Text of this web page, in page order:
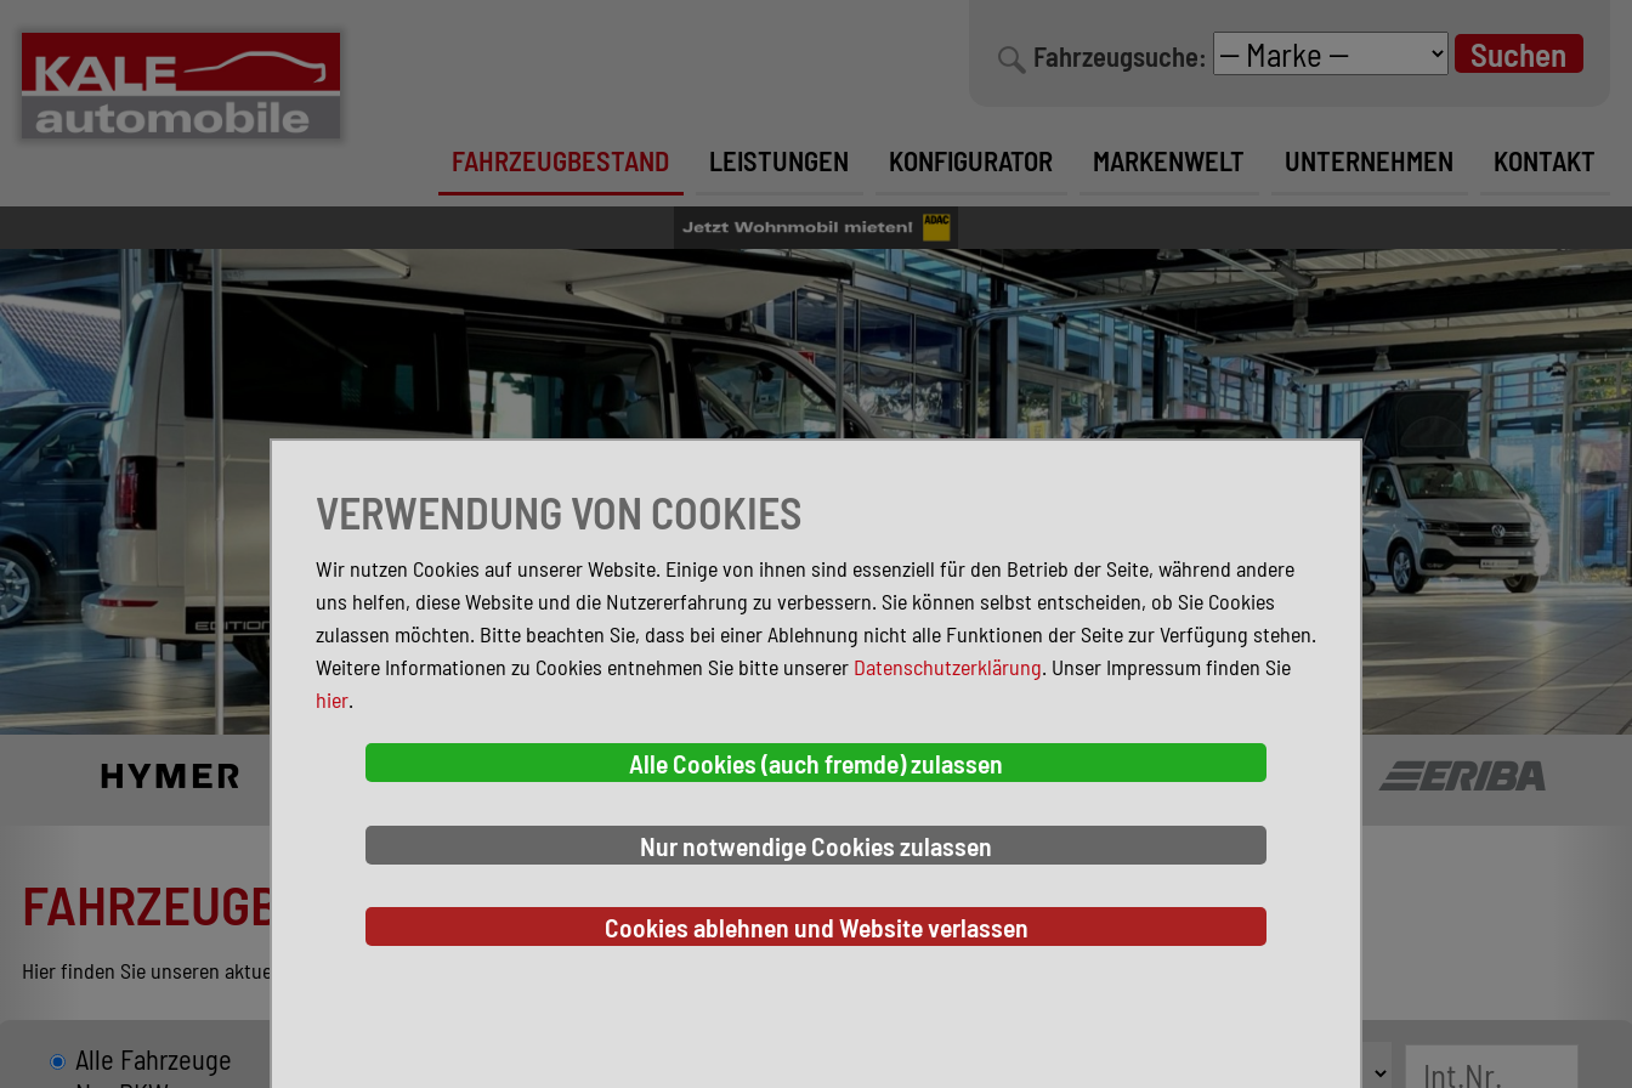
Fahrzeugsuche:
FAHRZEUGBESTAND LEISTUNGEN KONFIGURATOR MARKENWELT UNTERNEHMEN KONTAKT
FAHRZEUGBESTAND
Hier finden Sie unseren aktuellen Bestand entsprechend Ihren Suchkriterien.
Alle Fahrzeuge
VERWENDUNG VON COOKIES
Wir nutzen Cookies auf unserer Website. Einige von ihnen sind essenziell für den Betrieb der Seite, während andere
uns helfen, diese Website und die Nutzererfahrung zu verbessern. Sie können selbst entscheiden, ob Sie Cookies
zulassen möchten. Bitte beachten Sie, dass bei einer Ablehnung nicht alle Funktionen der Seite zur Verfügung stehen.
Weitere Informationen zu Cookies entnehmen Sie bitte unserer Datenschutzerklärung. Unser Impressum finden Sie
hier.